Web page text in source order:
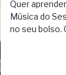
Quer
Música do
no seu bolso.